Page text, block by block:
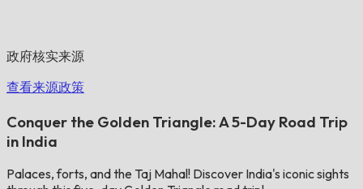
政府核实来源
查看来源政策
Conquer the Golden Triangle: A 5-Day Road Trip
in India
Palaces, forts, and the Taj Mahal! Discover India's iconic sights